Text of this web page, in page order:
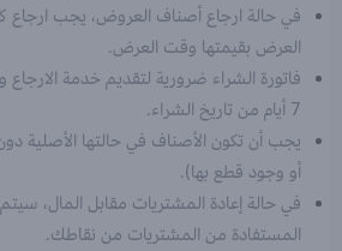
في حالة ارجاع أصناف العروض، يجب
العرض بقيمتها وقت العرض.
فاتورة الشراء ضرورية لتقديم خدمة الارجاع
7 أيام من تاريخ الشراء.
يجب أن تكون الأصناف في حالتها الأصلية
أو وجود قطع بها).
في حالة إعادة المشتريات مقابل المال،
المستفادة من المشتريات من نقاطك.